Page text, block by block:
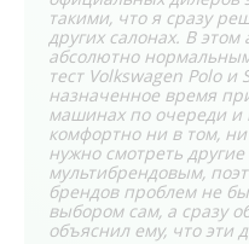
такими, что я сразу
других салонах. В
абсолютно
тест Volkswagen Polo и
назначенное время
машинах по очереди и
комфортно ни в том,
нужно смотреть
мультибрендовым,
брендов проблем не
выбором сам, а сразу
объяснил ему, что эти